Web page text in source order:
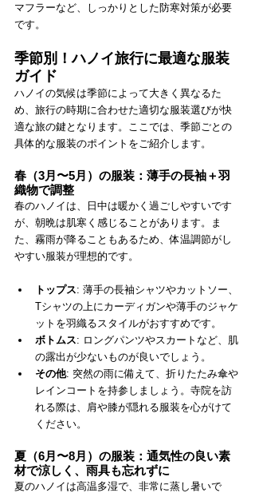
マフラーなど、しっかりとした防寒対策が必要
です。
季節別！ハノイ旅行に最適な服装
ガイド
ハノイの気候は季節によって大きく異なるた
め、旅行の時期に合わせた適切な服装選びが快
適な旅の鍵となります。ここでは、季節ごとの
具体的な服装のポイントをご紹介します。
春（3月〜5月）の服装：薄手の長袖＋羽
織物で調整
春のハノイは、日中は暖かく過ごしやすいです
が、朝晩は肌寒く感じることがあります。ま
た、霧雨が降ることもあるため、体温調節がし
やすい服装が理想的です。
トップス: 薄手の長袖シャツやカットソー、
Tシャツの上にカーディガンや薄手のジャケ
ットを羽織るスタイルがおすすめです。
ボトムス: ロングパンツやスカートなど、肌
の露出が少ないものが良いでしょう。
その他: 突然の雨に備えて、折りたたみ傘や
レインコートを持参しましょう。寺院を訪
れる際は、肩や膝が隠れる服装を心がけて
ください。
夏（6月〜8月）の服装：通気性の良い素
材で涼しく、雨具も忘れずに
夏のハノイは高温多湿で、非常に蒸し暑いで